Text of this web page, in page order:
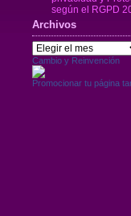
según el RGPD
Archivos
Archivos
Cambio y Reinvención
Promocionar tu página